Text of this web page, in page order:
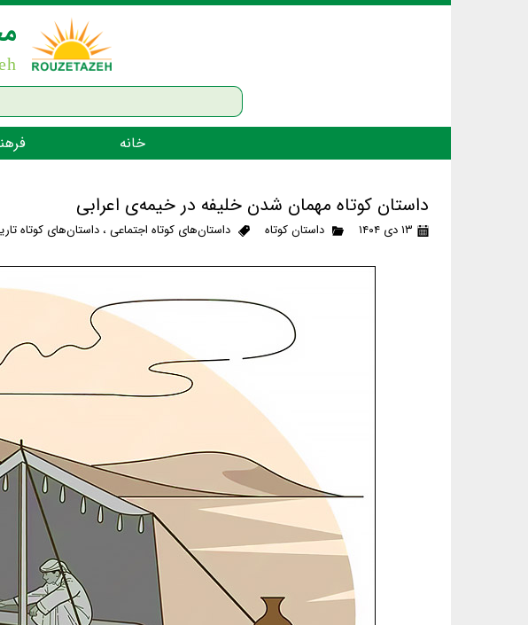
خانه
داستان کوتاه مهمان شدن خلیفه در خیمه‌ی اعرابی
۱۳ دی ۱۴۰۴ داستان کوتاه داستان‌های کوتاه اجتماعی، داستان‌های کوتاه